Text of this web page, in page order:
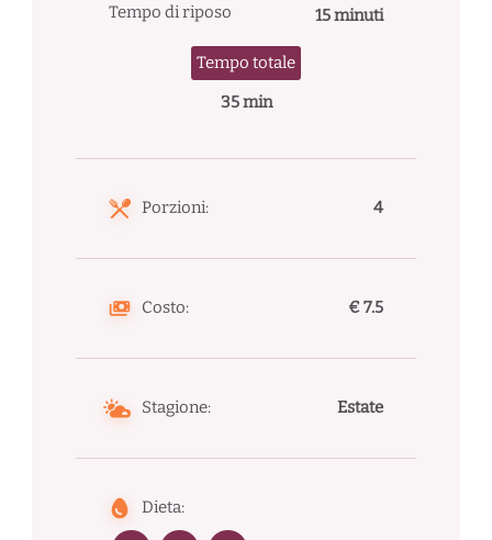
Tempo di riposo 15 minuti
Tempo totale
35 min
Porzioni: 4
Costo: € 7.5
Stagione: Estate
Dieta: